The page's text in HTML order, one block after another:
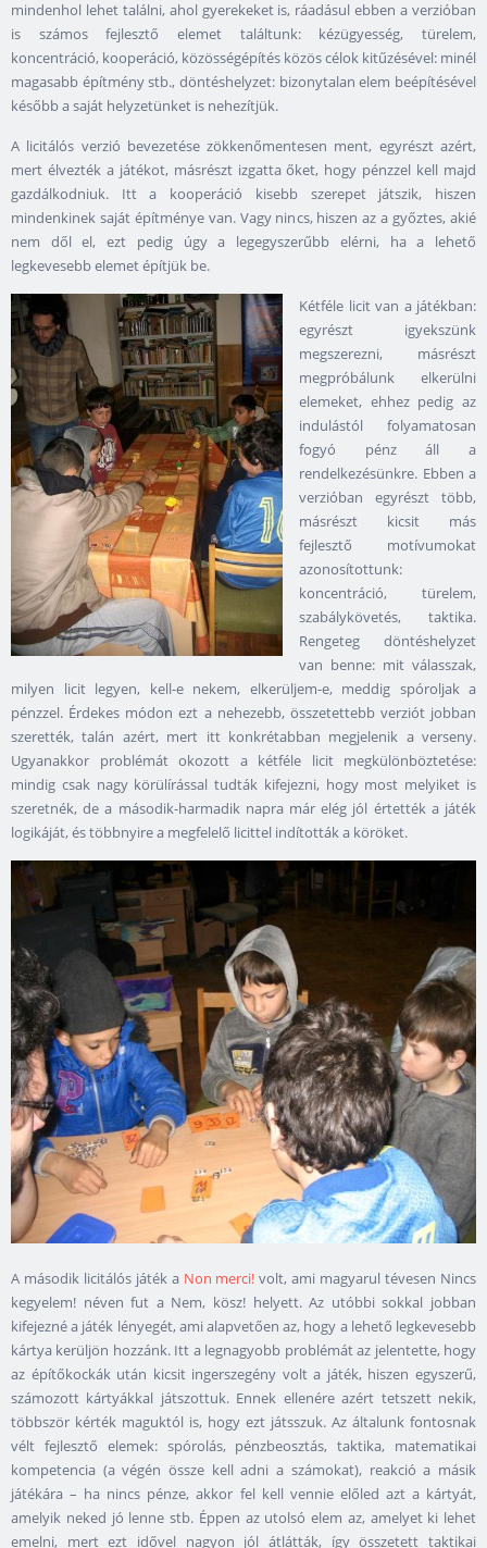
mindenhol lehet találni, ahol gyerekeket is, ráadásul ebben a verzióban
is számos fejlesztő elemet találtunk: kézügyesség, türelem,
koncentráció, kooperáció, közösségépítés közös célok kitűzésével: minél
magasabb építmény stb., döntéshelyzet: bizonytalan elem beépítésével
később a saját helyzetünket is nehezítjük.
A licitálós verzió bevezetése zökkenőmentesen ment, egyrészt azért,
mert élvezték a játékot, másrészt izgatta őket, hogy pénzzel kell majd
gazdálkodniuk. Itt a kooperáció kisebb szerepet játszik, hiszen
mindenkinek saját építménye van. Vagy nincs, hiszen az a győztes, akié
nem dől el, ezt pedig úgy a legegyszerűbb elérni, ha a lehető
legkevesebb elemet építjük be.
Kétféle licit van a játékban:
egyrészt igyekszünk
megszerezni, másrészt
megpróbálunk elkerülni
elemeket, ehhez pedig az
indulástól folyamatosan
fogyó pénz áll a
rendelkezésünkre. Ebben a
verzióban egyrészt több,
másrészt kicsit más
fejlesztő motívumokat
azonosítottunk:
koncentráció, türelem,
szabálykövetés, taktika.
Rengeteg döntéshelyzet
van benne: mit válasszak,
milyen licit legyen, kell-e nekem, elkerüljem-e, meddig spóroljak a
pénzzel. Érdekes módon ezt a nehezebb, összetettebb verziót jobban
szerették, talán azért, mert itt konkrétabban megjelenik a verseny.
Ugyanakkor problémát okozott a kétféle licit megkülönböztetése:
mindig csak nagy körülírással tudták kifejezni, hogy most melyiket is
szeretnék, de a második-harmadik napra már elég jól értették a játék
logikáját, és többnyire a megfelelő licittel indították a köröket.
A második licitálós játék a Non merci! volt, ami magyarul tévesen Nincs
kegyelem! néven fut a Nem, kösz! helyett. Az utóbbi sokkal jobban
kifejezné a játék lényegét, ami alapvetően az, hogy a lehető legkevesebb
kártya kerüljön hozzánk. Itt a legnagyobb problémát az jelentette, hogy
az építőkockák után kicsit ingerszegény volt a játék, hiszen egyszerű,
számozott kártyákkal játszottuk. Ennek ellenére azért tetszett nekik,
többször kérték maguktól is, hogy ezt játsszuk. Az általunk fontosnak
vélt fejlesztő elemek: spórolás, pénzbeosztás, taktika, matematikai
kompetencia (a végén össze kell adni a számokat), reakció a másik
játékára – ha nincs pénze, akkor fel kell vennie előled azt a kártyát,
amelyik neked jó lenne stb. Éppen az utolsó elem az, amelyet ki lehet
emelni, mert ezt idővel nagyon jól átlátták, így összetett taktikai